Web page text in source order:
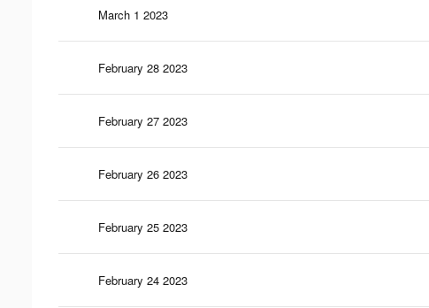
March 1 2023
February 28 2023
February 27 2023
February 26 2023
February 25 2023
February 24 2023